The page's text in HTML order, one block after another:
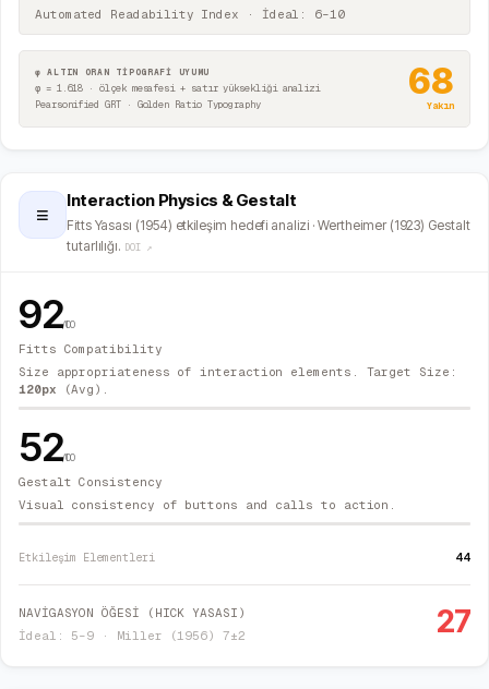
Automated Readability Index · İdeal: 6–10
φ ALTIN ORAN TİPOGRAFİ UYUMU
φ = 1.618 · ölçek mesafesi + satır yüksekliği analizi
Pearsonified GRT · Golden Ratio Typography
68
Yakın
≡
Interaction Physics & Gestalt
Fitts Yasası (1954) etkileşim hedefi analizi · Wertheimer (1923) Gestalt
tutarlılığı. DOI ↗
92/100
Fitts Compatibility
Size appropriateness of interaction elements. Target Size:
120px (Avg).
52/100
Gestalt Consistency
Visual consistency of buttons and calls to action.
Etkileşim Elementleri 44
NAVİGASYON ÖĞESİ (HICK YASASI)
İdeal: 5–9 · Miller (1956) 7±2
27